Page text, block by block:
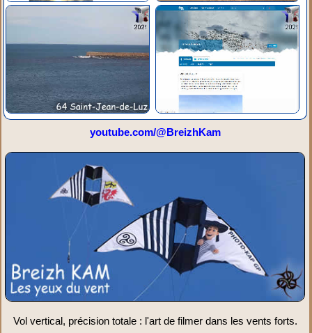
youtube.com/@BreizhKam
Vol vertical, précision totale : l'art de filmer dans les vents forts.